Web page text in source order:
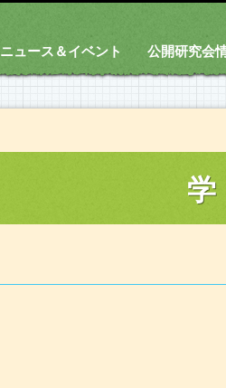
ニュース＆イベント 公開研究会